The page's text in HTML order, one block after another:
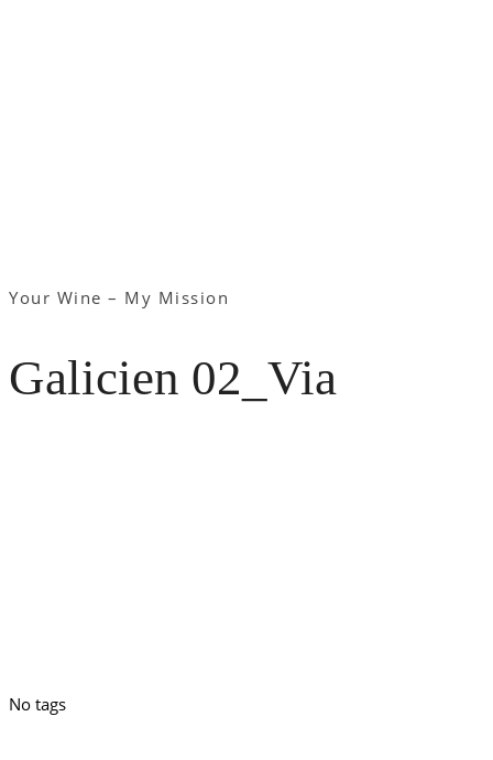
Your Wine – My Mission
Galicien 02_Via
No tags